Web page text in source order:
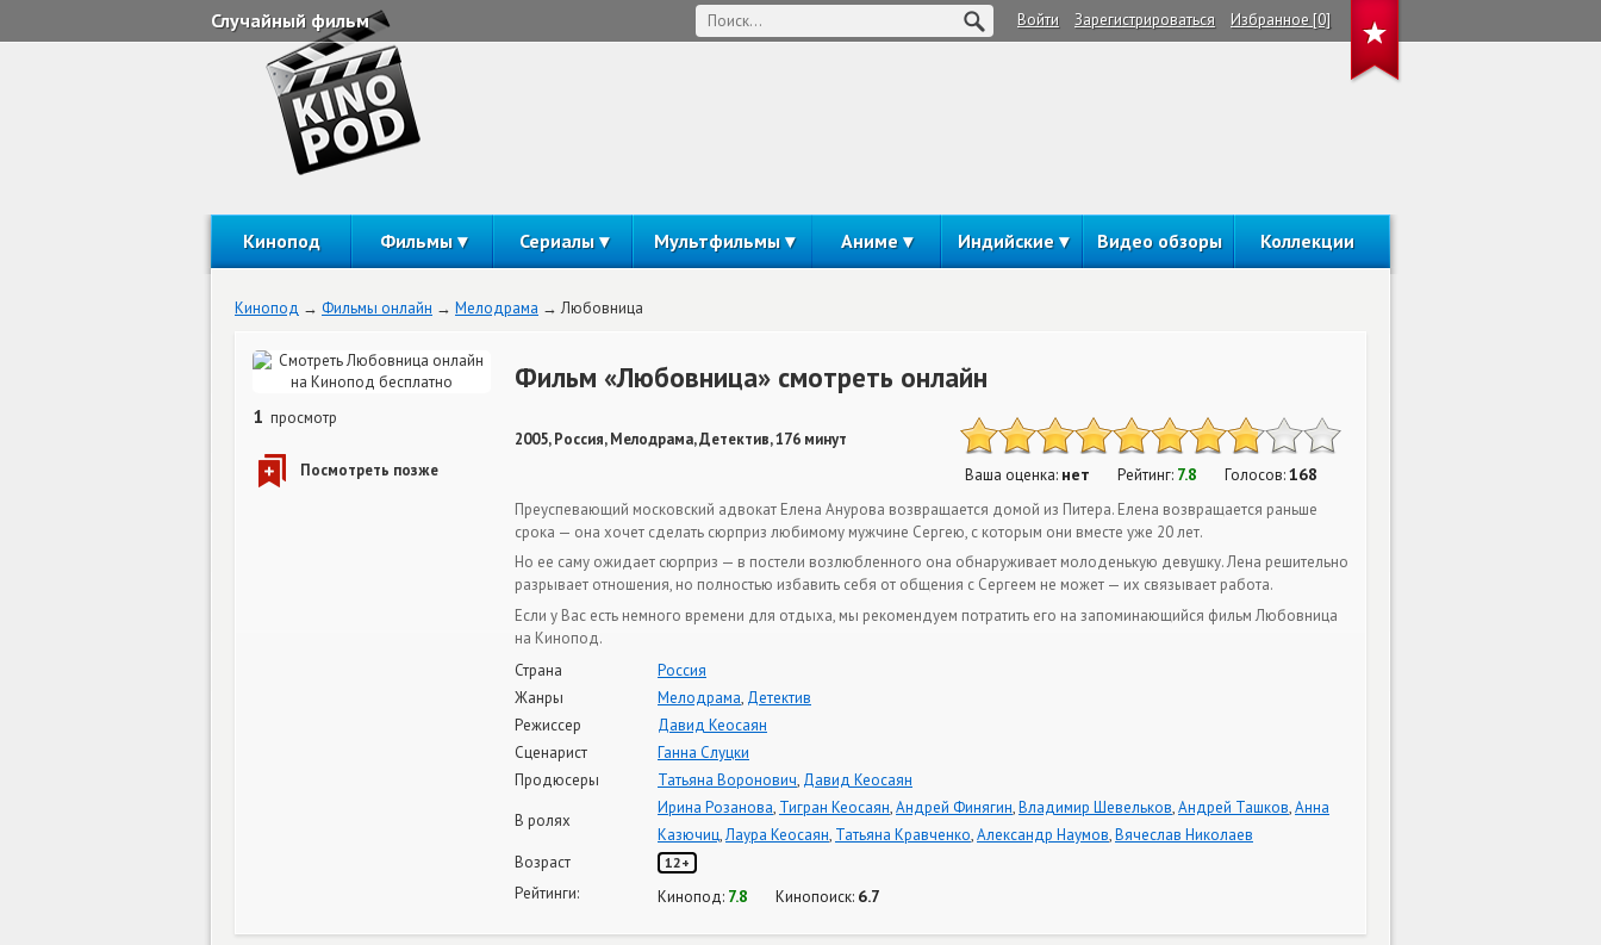
Случайный фильм Войти Зарегистрироваться Избранное [0]
Кинопод Фильмы Сериалы Мультфильмы Аниме Индийские Видео обзоры Коллекции
Кинопод Фильмы онлайн Мелодрама Любовница
1 просмотр
Фильм «Любовница» смотреть онлайн
2005, Россия, Мелодрама, Детектив, 176 минут
Ваша оценка: нет Рейтинг: 7.8 Голосов:168
Преуспевающий московский адвокат Елена Анурова возвращается домой из Питера. Елена возвращается раньше
срока — она хочет сделать сюрприз любимому мужчине Сергею, с которым они вместе уже 20 лет.
Но ее саму ожидает сюрприз — в постели возлюбленного она обнаруживает молоденькую девушку. Лена решительно
разрывает отношения, но полностью избавить себя от общения с Сергеем не может — их связывает работа.
Если у Вас есть немного времени для отдыха, мы рекомендуем потратить его на запоминающийся фильм Любовница
на Кинопод.
Страна
Россия
Жанры
Мелодрама, Детектив
Режиссер
Давид Кеосаян
Сценарист
Ганна Слуцки
Продюсеры
Татьяна Воронович, Давид Кеосаян
В ролях
Ирина Розанова, Тигран Кеосаян,Андрей Финягин,Владимир Шевельков,Андрей Ташков,Анна
Казючиц,Лаура Кеосаян, Татьяна Кравченко,Александр Наумов,Вячеслав Николаев
Возраст
12+
Рейтинги: Кинопод: 7.8 Кинопоиск: 6.7